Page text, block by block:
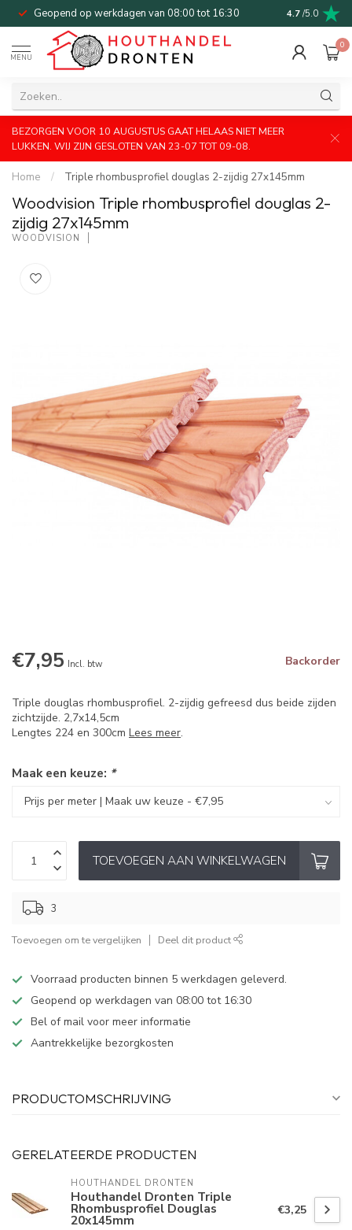
Geopend op werkdagen van 08:00 tot 16:30 Bel of mail
4.7 /5.0
MENU
0
BEZORGEN VOOR 10 AUGUSTUS GAAT HELAAS NIET MEER
LUKKEN. WIJ ZIJN GESLOTEN VAN 23-07 TOT 09-08.
Home / Triple rhombusprofiel douglas 2-zijdig 27x145mm
Woodvision Triple rhombusprofiel douglas 2-
zijdig 27x145mm
WOODVISION
€7,95 Incl. btw Backorder
Triple douglas rhombusprofiel. 2-zijdig gefreesd dus beide zijden
zichtzijde. 2,7x14,5cm
Lengtes 224 en 300cm Lees meer.
Maak een keuze: *
TOEVOEGEN AAN WINKELWAGEN
3
Toevoegen om te vergelijken Deel dit product
Voorraad producten binnen 5 werkdagen geleverd.
Geopend op werkdagen van 08:00 tot 16:30
Bel of mail voor meer informatie
Aantrekkelijke bezorgkosten
PRODUCTOMSCHRIJVING
GERELATEERDE PRODUCTEN
HOUTHANDEL DRONTEN
Houthandel Dronten Triple
Rhombusprofiel Douglas
20x145mm
€3,25